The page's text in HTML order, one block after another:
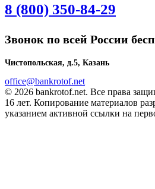
8 (800) 350-84-29
Звонок по всей России
Чистопольская, д.5, Казань
office@bankrotof.net
© 2026 bankrotof.net. Все права
16 лет. Копирование материалов
указанием активной ссылки на